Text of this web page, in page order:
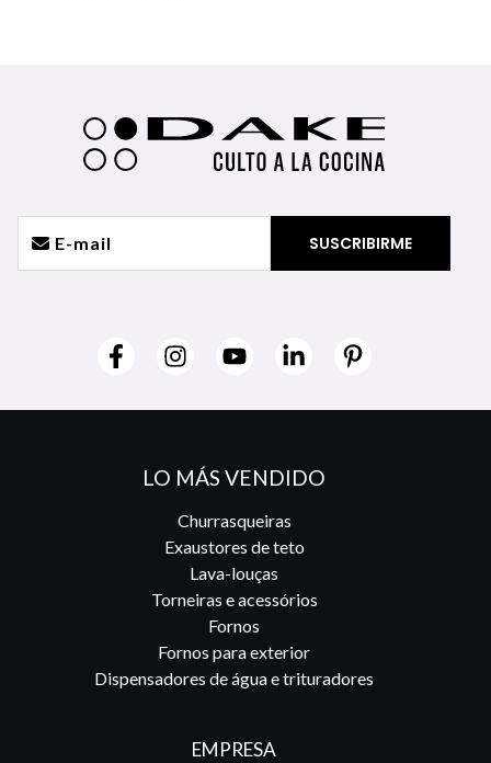
LO MÁS VENDIDO
Churrasqueiras
Exaustores de teto
Lava-louças
Torneiras e acessórios
Fornos
Fornos para exterior
Dispensadores de água e trituradores
EMPRESA